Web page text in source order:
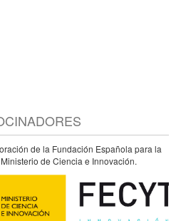
de la Fundación Española para la
de Ciencia e Innovación.